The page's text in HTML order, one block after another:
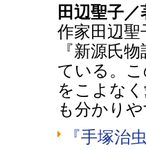
田辺聖子
作家田辺
『新源氏
ている。
をこよな
も分かり
『手塚治